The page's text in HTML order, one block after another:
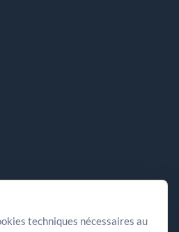
techniques nécessaires au